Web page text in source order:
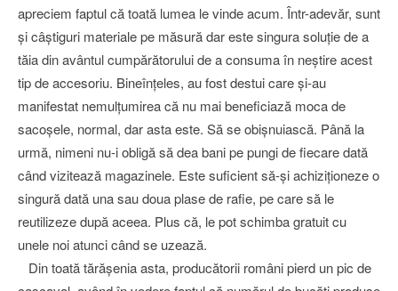
apreciem faptul că toată lumea le vinde acum. Într-adevăr, sunt
şi câştiguri materiale pe măsură dar este singura soluţie de a
tăia din avântul cumpărătorului de a consuma în neştire acest
tip de accesoriu. Bineînţeles, au fost destui care şi-au
manifestat nemulţumirea că nu mai beneficiază moca de
sacoşele, normal, dar asta este. Să se obişnuiască. Până la
urmă, nimeni nu-i obligă să dea bani pe pungi de fiecare dată
când vizitează magazinele. Este suficient să-şi achiziţioneze o
singură dată una sau doua plase de rafie, pe care să le
reutilizeze după aceea. Plus că, le pot schimba gratuit cu
unele noi atunci când se uzează.
Din toată tărăşenia asta, producătorii români pierd un pic de